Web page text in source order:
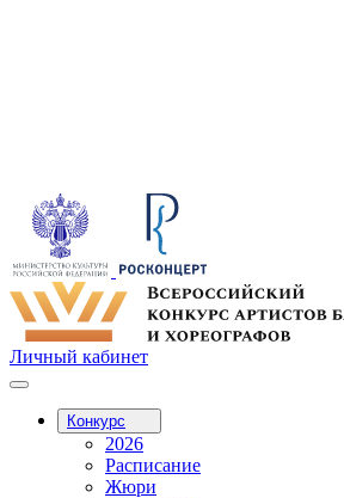
Личный кабинет
Конкурс
2026
Расписание
Жюри